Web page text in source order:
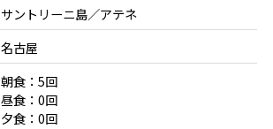
サントリーニ島／アテネ
名古屋
朝食：5回
昼食：0回
夕食：0回